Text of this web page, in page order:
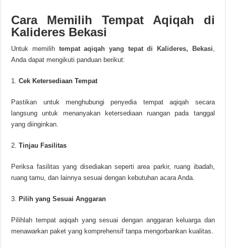
Cara Memilih Tempat Aqiqah di
Kalideres Bekasi
Untuk memilihtempat aqiqah yang tepat di Kalideres, Bekasi,
Anda dapat mengikuti panduan berikut:
Cek Ketersediaan Tempat
Pastikan untuk menghubungi penyedia tempat aqiqah secara
langsung untuk menanyakan ketersediaan ruangan pada tanggal
yang diinginkan.
Tinjau Fasilitas
Periksa fasilitas yang disediakan seperti area parkir, ruang ibadah,
ruang tamu, dan lainnya sesuai dengan kebutuhan acara Anda.
Pilih yang Sesuai Anggaran
Pilihlah tempat aqiqah yang sesuai dengan anggaran keluarga dan
menawarkan paket yang komprehensif tanpa mengorbankan kualitas.